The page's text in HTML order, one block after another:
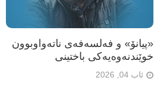
«پیانۆ» و فەلسەفەی ناتەواوبوون
خوێندنەوەیەکی باختینی
ئاب 04, 2026